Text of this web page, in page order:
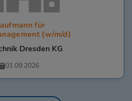
für
(w/m/d)
Dresden KG
01.09.2026